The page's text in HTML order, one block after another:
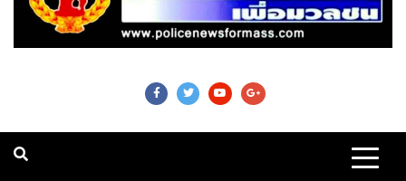
Police News For
Mass